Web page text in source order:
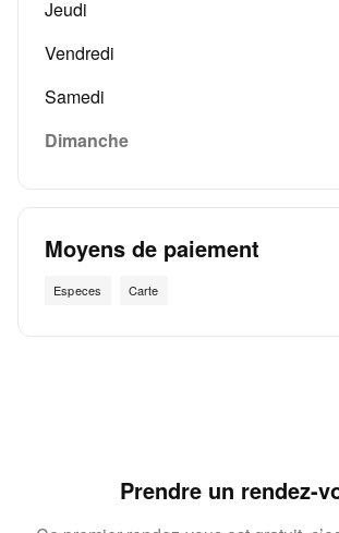
Jeudi
Vendredi
Samedi
Dimanche
Moyens de paiement
Especes Carte
Prendre un rendez-